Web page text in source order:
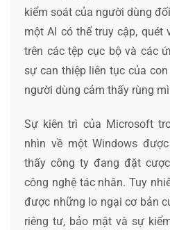
kiểm soát của người dùng
một AI có thể truy cập, quét
trên các tệp cục bộ và các
sự can thiệp liên tục của
người dùng cảm thấy rùng
Sự kiên trì của Microsoft
nhìn về một Windows
thấy công ty đang đặt
công nghệ tác nhân. Tuy
được những lo ngại cơ bản
riêng tư, bảo mật và sự